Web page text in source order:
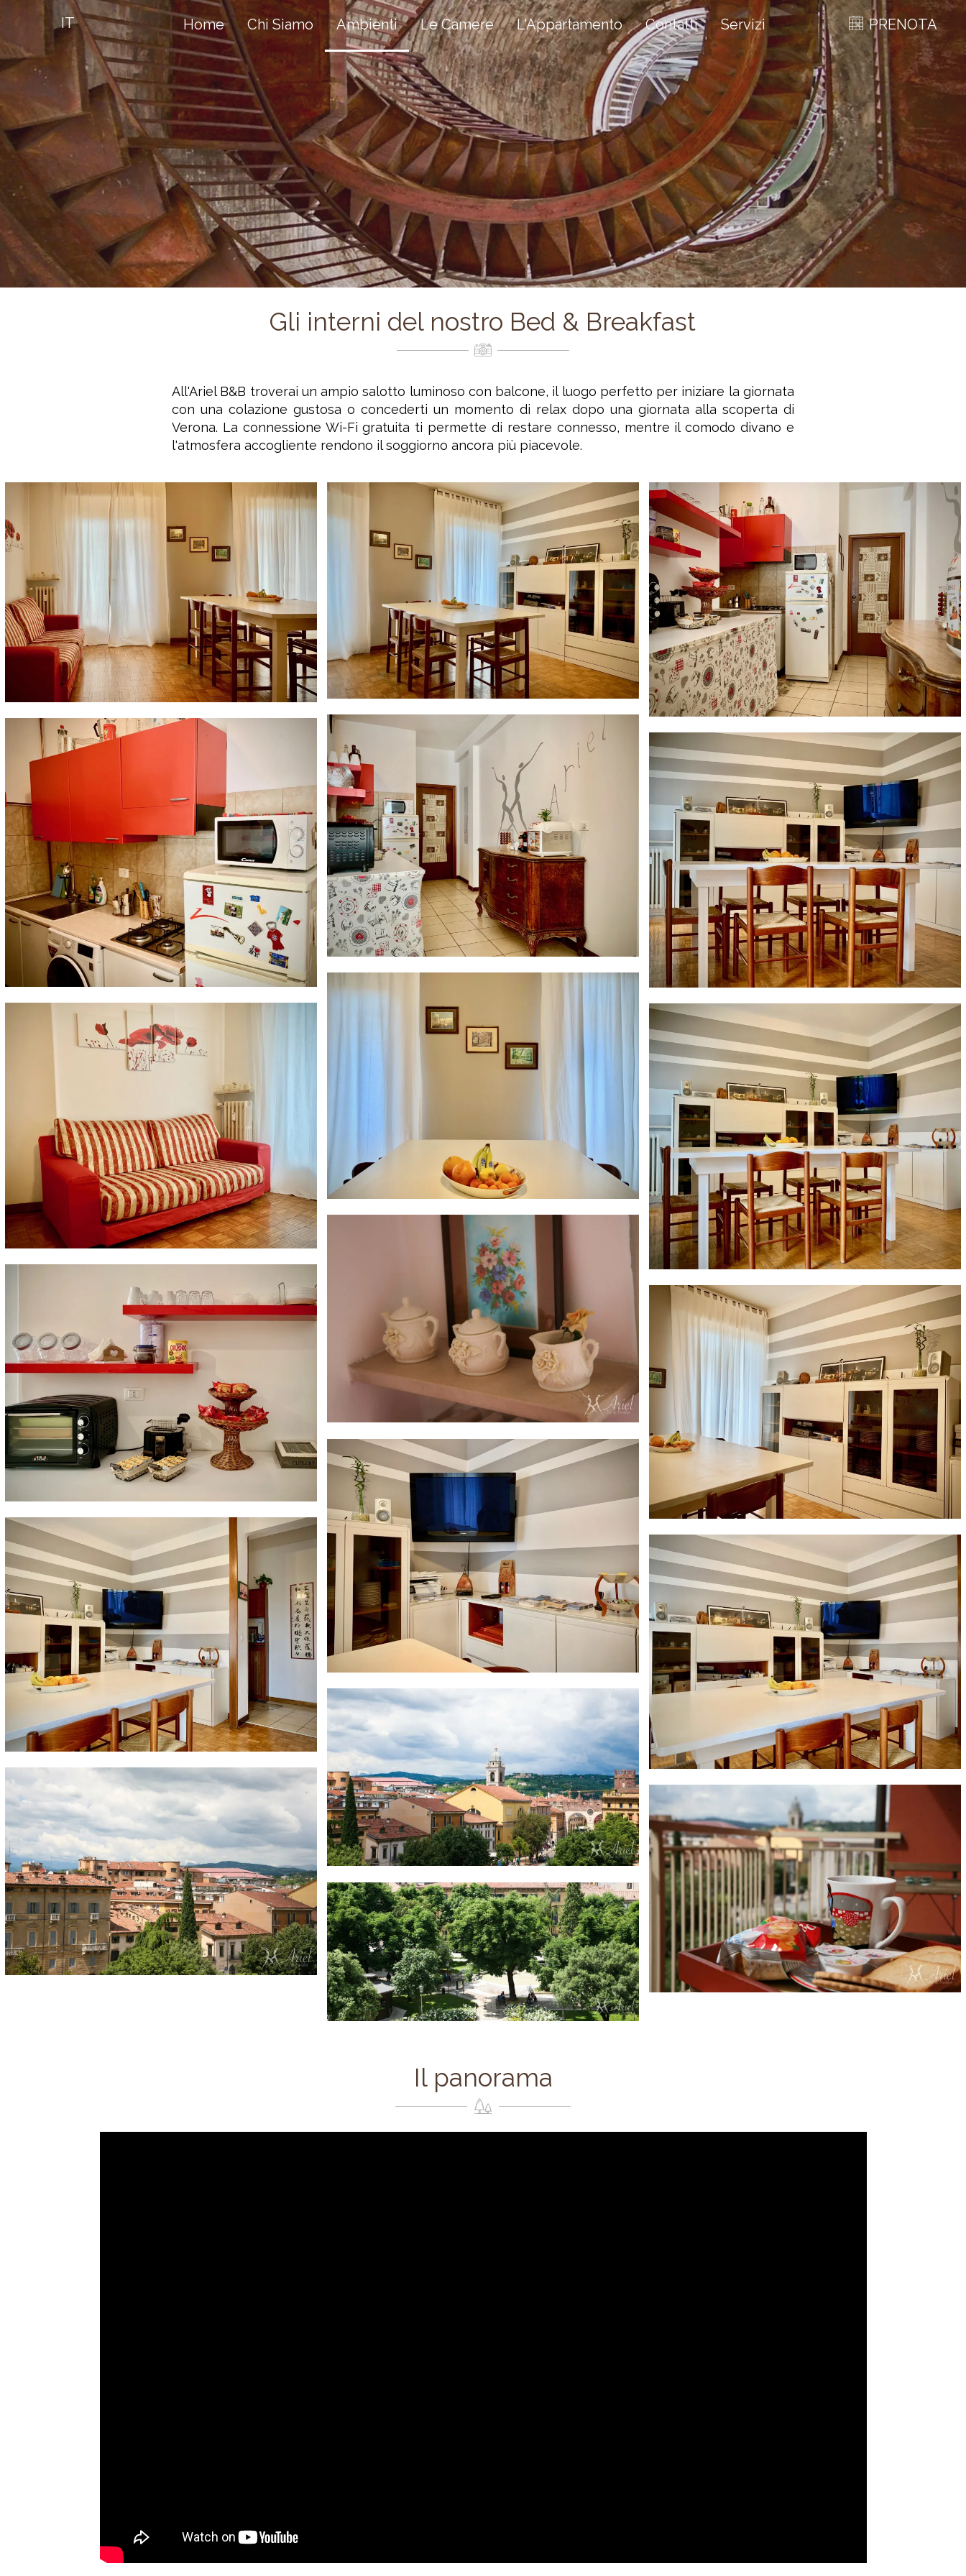
IT Home Chi Siamo Ambienti Le Camere L'Appartamento Contatti Servizi PRENOTA
Gli interni del nostro Bed & Breakfast
All'Ariel B&B troverai un ampio salotto luminoso con balcone, il luogo perfetto per iniziare la giornata
con una colazione gustosa o concederti un momento di relax dopo una giornata alla scoperta di
Verona. La connessione Wi-Fi gratuita ti permette di restare connesso, mentre il comodo divano e
l'atmosfera accogliente rendono il soggiorno ancora più piacevole.
Il panorama